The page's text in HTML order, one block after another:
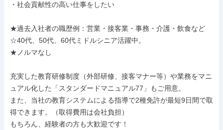
・社会貢献性の高い仕事をしたい
★過去入社者の職歴例：営業・接客業・事務・介護・飲食など
☆40代、50代、60代ミドルシニア活躍中。
★ノルマなし
充実した教育研修制度（外部研修、接客マナー等）や業務をマニ
ュアル化した「スタンダードマニュアル77」もご用意。
また、当社の教育システムによる指導で2種免許が最短9日間で取
得できます。（取得費用は会社負担）
もちろん、経験者の方も大歓迎です！